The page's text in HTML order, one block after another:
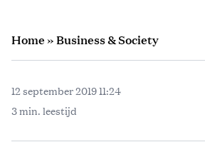
Home»Business & Society
12 september 2019 11:24
3 min. leestijd